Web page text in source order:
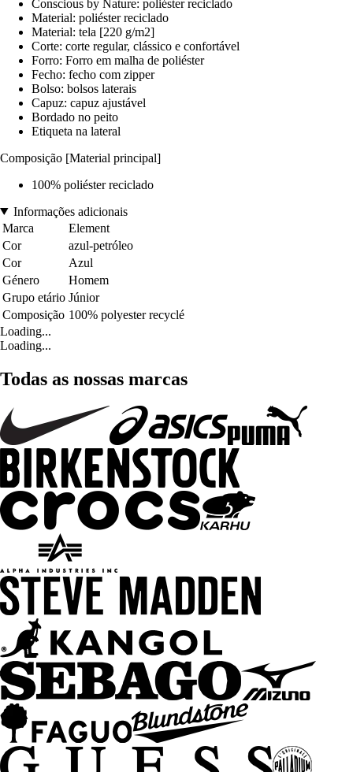
Conscious by Nature: poliéster reciclado
Material: poliéster reciclado
Material: tela [220 g/m2]
Corte: corte regular, clássico e confortável
Forro: Forro em malha de poliéster
Fecho: fecho com zipper
Bolso: bolsos laterais
Capuz: capuz ajustável
Bordado no peito
Etiqueta na lateral
Composição [Material principal]
100% poliéster reciclado
Informações adicionais
Marca
Element
Cor
azul-petróleo
Cor
Azul
Género
Homem
Grupo etário Júnior
Composição 100% polyester recyclé
Loading...
Loading...
Todas as nossas marcas